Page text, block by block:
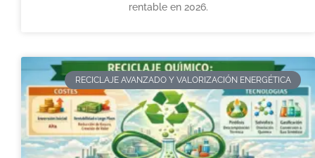
rentable en 2026.
RECICLAJE AVANZADO Y VALORIZACIÓN ENERGÉTICA